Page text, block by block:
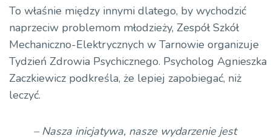
dźwiękowych
To właśnie między innymi dlatego, by wychodzić
naprzeciw problemom młodzieży, Zespół Szkół
Mechaniczno-Elektrycznych w Tarnowie organizuje
Tydzień Zdrowia Psychicznego. Psycholog Agnieszka
Zaczkiewicz podkreśla, że lepiej zapobiegać, niż
leczyć.
– Nasza inicjatywa, nasze wydarzenie jest